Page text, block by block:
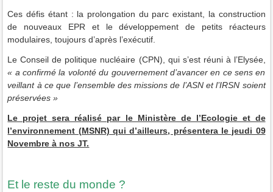
Ces défis étant : la prolongation du parc existant, la construction
de nouveaux EPR et le développement de petits réacteurs
modulaires, toujours d’après l’exécutif.
Le Conseil de politique nucléaire (CPN), qui s’est réuni à l’Elysée,
« a confirmé la volonté du gouvernement d’avancer en ce sens en
veillant à ce que l’ensemble des missions de l’ASN et l’IRSN soient
préservées »
Le projet sera réalisé par le Ministère de l’Ecologie et de
l’environnement (MSNR) qui d’ailleurs, présentera le jeudi 09
Novembre à nos JT.
Et le reste du monde ?